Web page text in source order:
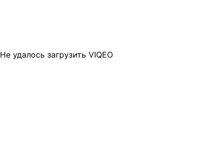
Не удалось загрузить VIQEO